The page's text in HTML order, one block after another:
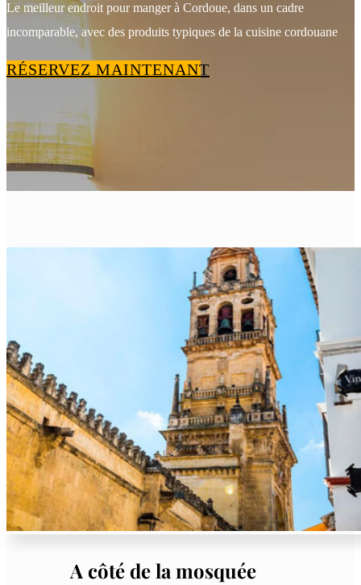
Le meilleur endroit pour manger à Cordoue, dans un cadre
incomparable, avec des produits typiques de la cuisine cordouane
RÉSERVEZ MAINTENANT
A côté de la mosquée